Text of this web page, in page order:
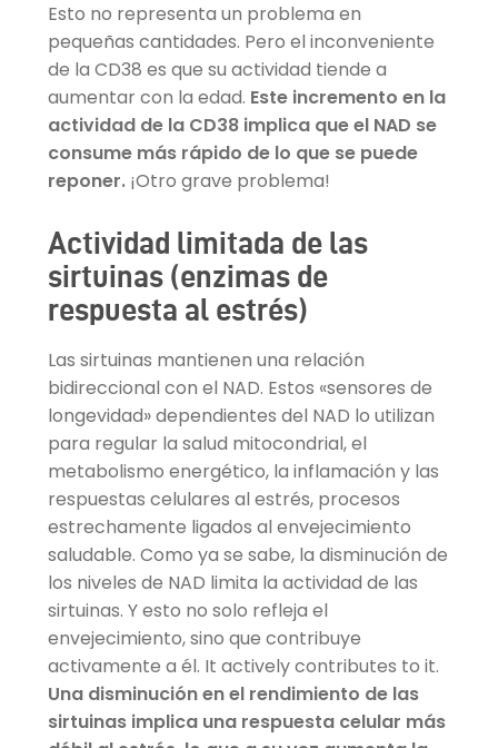
Esto no representa un problema en
pequeñas cantidades. Pero el inconveniente
de la CD38 es que su actividad tiende a
aumentar con la edad. Este incremento en la
actividad de la CD38 implica que el NAD se
consume más rápido de lo que se puede
reponer.¡Otro grave problema!
Actividad limitada de las
sirtuinas (enzimas de
respuesta al estrés)
Las sirtuinas mantienen una relación
bidireccional con el NAD. Estos «sensores de
longevidad» dependientes del NAD lo utilizan
para regular la salud mitocondrial, el
metabolismo energético, la inflamación y las
respuestas celulares al estrés, procesos
estrechamente ligados al envejecimiento
saludable. Como ya se sabe, la disminución de
los niveles de NAD limita la actividad de las
sirtuinas. Y esto no solo refleja el
envejecimiento, sino que contribuye
activamente a él. It actively contributes to it.
Una disminución en el rendimiento de las
sirtuinas implica una respuesta celular más